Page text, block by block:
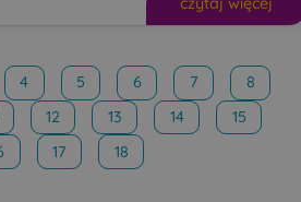
4 5 6 7
8
12 13 14
15
17 18